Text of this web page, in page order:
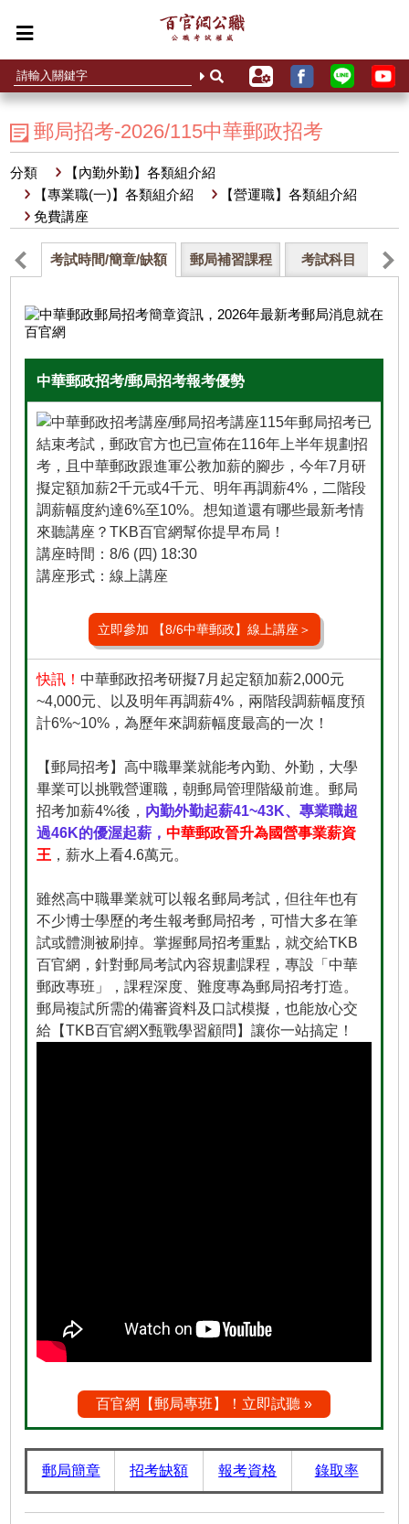
郵局招考-2026/115中華郵政招考
分類
【內勤外勤】各類組介紹
【專業職(一)】各類組介紹
【營運職】各類組介紹
免費講座
考試時間/簡章/缺額 郵局補習課程 考試科目 薪
中華郵政招考/郵局招考報考優勢
115年郵局招考已
結束考試，郵政官方也已宣佈在116年上半年規劃招
考，且中華郵政跟進軍公教加薪的腳步，今年7月研
擬定額加薪2千元或4千元、明年再調薪4%，二階段
調薪幅度約達6%至10%。想知道還有哪些最新考情
來聽講座？TKB百官網幫你提早布局！
講座時間：8/6 (四) 18:30
講座形式：線上講座
立即參加 【8/6中華郵政】線上講座＞
快訊！ 中華郵政招考研擬7月起定額加薪2,000元
~4,000元、以及明年再調薪4%，兩階段調薪幅度預
計6%~10%，為歷年來調薪幅度最高的一次！
【郵局招考】高中職畢業就能考內勤、外勤，大學
畢業可以挑戰營運職，朝郵局管理階級前進。郵局
招考加薪4%後， 內勤外勤起薪41~43K、專業職超
過46K的優渥起薪，中華郵政晉升為國營事業薪資
王 ，薪水上看4.6萬元。
雖然高中職畢業就可以報名郵局考試，但往年也有
不少博士學歷的考生報考郵局招考，可惜大多在筆
試或體測被刷掉。掌握郵局招考重點，就交給TKB
百官網，針對郵局考試內容規劃課程，專設「中華
郵政專班」，課程深度、難度專為郵局招考打造。
郵局複試所需的備審資料及口試模擬，也能放心交
給【TKB百官網X甄戰學習顧問】讓你一站搞定！
百官網【郵局專班】！立即試聽 »
郵局簡章 招考缺額 報考資格 錄取率